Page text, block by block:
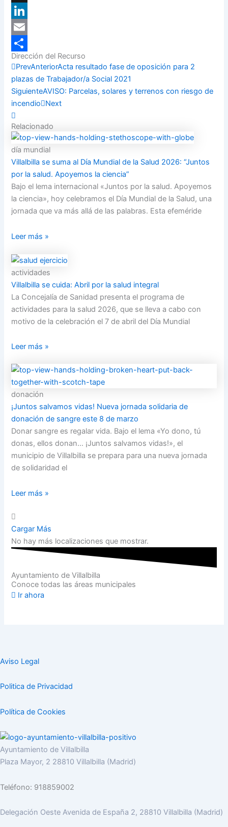
X
LinkedIn
Email
Compartir
Dirección del Recurso
PrevAnteriorActa resultado fase de oposición para 2
plazas de Trabajador/a Social 2021
SiguienteAVISO: Parcelas, solares y terrenos con riesgo de
incendio
Next
Relacionado
día mundial
Villalbilla se suma al Día Mundial de la Salud 2026: “Juntos
por la salud. Apoyemos la ciencia”
Bajo el lema internacional «Juntos por la salud. Apoyemos
la ciencia», hoy celebramos el Día Mundial de la Salud, una
jornada que va más allá de las palabras. Esta efeméride
Leer más »
actividades
Villalbilla se cuida: Abril por la salud integral
La Concejalía de Sanidad presenta el programa de
actividades para la salud 2026, que se lleva a cabo con
motivo de la celebración el 7 de abril del Día Mundial
Leer más »
donación
¡Juntos salvamos vidas! Nueva jornada solidaria de
donación de sangre este 8 de marzo
Donar sangre es regalar vida. Bajo el lema «Yo dono, tú
donas, ellos donan… ¡Juntos salvamos vidas!», el
municipio de Villalbilla se prepara para una nueva jornada
de solidaridad el
Leer más »
Cargar Más
No hay más localizaciones que mostrar.
Ayuntamiento de Villalbilla
Conoce todas las áreas municipales
Ir ahora
Aviso Legal
Politica de Privacidad
Política de Cookies
Ayuntamiento de Villalbilla
Plaza Mayor, 2 28810 Villalbilla (Madrid)
Teléfono: 918859002
Delegación Oeste Avenida de España 2, 28810 Villalbilla (Madrid)